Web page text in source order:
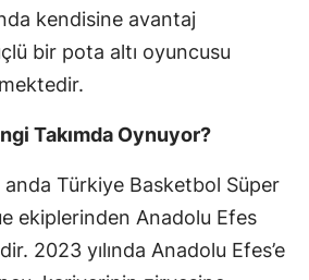
kendisine avantaj
bir pota altı oyuncusu
Takımda Oynuyor?
anda Türkiye Basketbol Süper
ekiplerinden Anadolu Efes
2023 yılında Anadolu Efes’e